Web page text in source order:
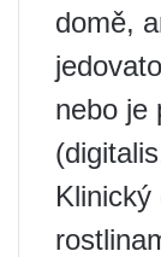
domě,
nebo je